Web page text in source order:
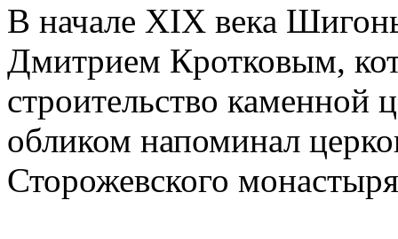
В начале XIX века
Дмитрием Кротковым,
строительство
обликом напоминал
Сторожевского